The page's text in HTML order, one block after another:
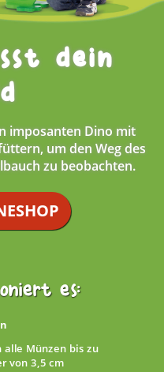
dein
imposanten Dino mit
um den Weg des
zu beobachten.
es:
alle Münzen bis zu
von 3,5 cm